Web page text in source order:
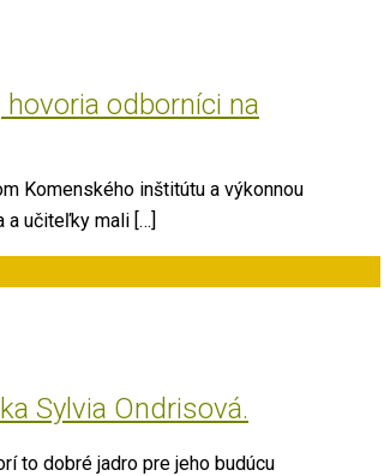
odborníci na
Komenského inštitútu a výkonnou
učiteľky mali […]
Sylvia Ondrisová.
to dobré jadro pre jeho budúcu